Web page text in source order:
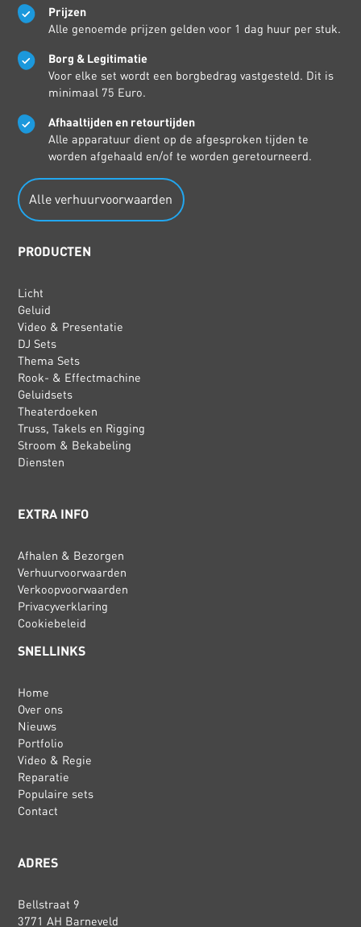
Prijzen
Alle genoemde prijzen gelden voor 1 dag huur per stuk.
Borg & Legitimatie
Voor elke set wordt een borgbedrag vastgesteld. Dit is
minimaal 75 Euro.
Afhaaltijden en retourtijden
Alle apparatuur dient op de afgesproken tijden te
worden afgehaald en/of te worden geretourneerd.
Alle verhuurvoorwaarden
PRODUCTEN
Licht
Geluid
Video & Presentatie
DJ Sets
Thema Sets
Rook- & Effectmachine
Geluidsets
Theaterdoeken
Truss, Takels en Rigging
Stroom & Bekabeling
Diensten
EXTRA INFO
Afhalen & Bezorgen
Verhuurvoorwaarden
Verkoopvoorwaarden
Privacyverklaring
Cookiebeleid
SNELLINKS
Home
Over ons
Nieuws
Portfolio
Video & Regie
Reparatie
Populaire sets
Contact
ADRES
Bellstraat 9
3771 AH Barneveld